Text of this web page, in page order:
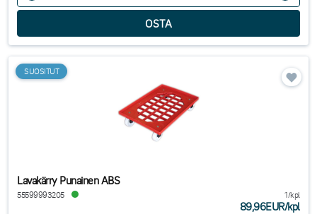
SUOSITUT
Lavakärry Punainen ABS
55599993205 1/kpl
89,96EUR/kpl